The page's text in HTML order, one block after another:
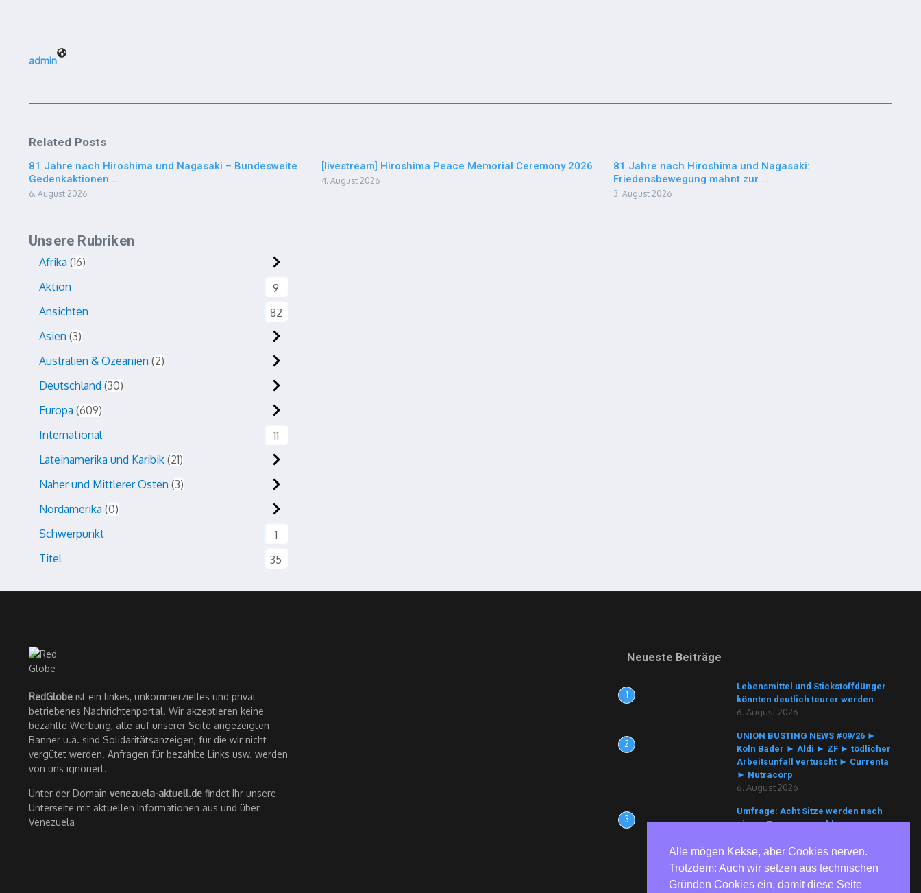
admin
Related Posts
81 Jahre nach Hiroshima und Nagasaki – Bundesweite
Gedenkaktionen ...
6. August 2026
[livestream] Hiroshima Peace Memorial Ceremony 2026
4. August 2026
81 Jahre nach Hiroshima und Nagasaki:
Friedensbewegung mahnt zur ...
3. August 2026
Unsere Rubriken
Afrika 16
Aktion
9
Ansichten
82
Asien 3
Australien & Ozeanien 2
Deutschland 30
Europa 609
International
11
Lateinamerika und Karibik 21
Naher und Mittlerer Osten 3
Nordamerika 0
Schwerpunkt
1
Titel
35
RedGlobe ist ein linkes, unkommerzielles und privat
betriebenes Nachrichtenportal. Wir akzeptieren keine
bezahlte Werbung, alle auf unserer Seite angezeigten
Banner u.ä. sind Solidaritätsanzeigen, für die wir nicht
vergütet werden. Anfragen für bezahlte Links usw. werden
von uns ignoriert.
Unter der Domain venezuela-aktuell.de findet Ihr unsere
Unterseite mit aktuellen Informationen aus und über
Venezuela
Neueste Beiträge
1
Lebensmittel und Stickstoffdünger
könnten deutlich teurer werden
6. August 2026
2
UNION BUSTING NEWS #09/26 ►
Köln Bäder ► Aldi ► ZF ► tödlicher
Arbeitsunfall vertuscht ► Currenta
► Nutracorp
6. August 2026
3
Umfrage: Acht Sitze werden nach
einem Zusammenschluss von
6. August 2026
Alle mögen Kekse, aber Cookies nerven.
Trotzdem: Auch wir setzen aus technischen
Gründen Cookies ein, damit diese Seite